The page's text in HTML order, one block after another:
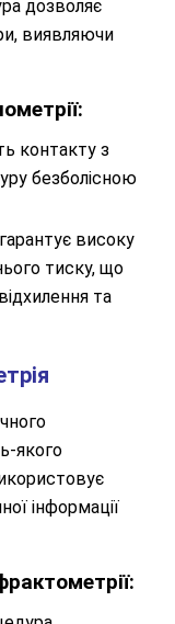
дозволяє
виявляючи
контакту з
безболісною
високу
тиску, що
та
якого
інформації